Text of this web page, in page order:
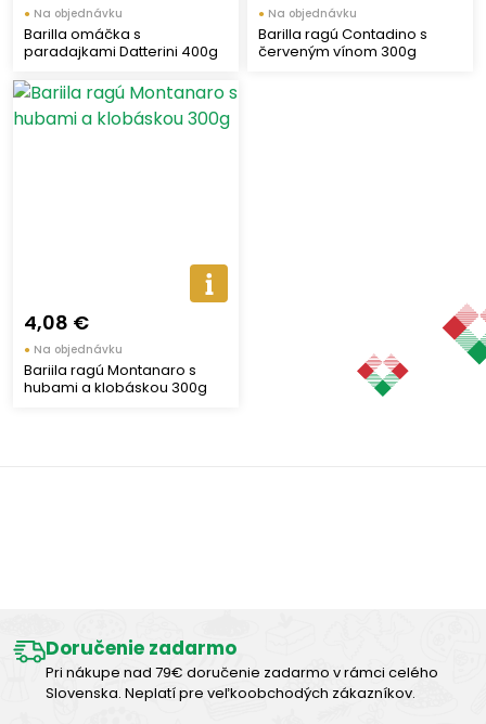
● Na objednávku
Barilla omáčka s
paradajkami Datterini 400g
● Na objednávku
Barilla ragú Contadino s
červeným vínom 300g
4,08 €
● Na objednávku
Bariila ragú Montanaro s
hubami a klobáskou 300g
Doručenie zadarmo
Pri nákupe nad 79€ doručenie zadarmo v rámci celého
Slovenska. Neplatí pre veľkoobchodých zákazníkov.